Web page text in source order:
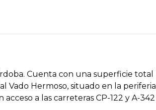
Cuenta con una superficie total
Vado Hermoso, situado en la periferia
a las carreteras CP-122 y A-342